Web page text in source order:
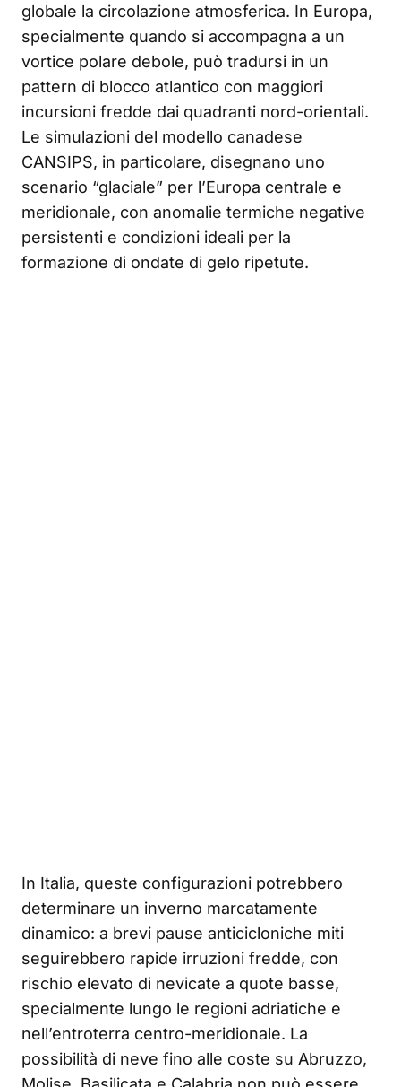
globale la circolazione atmosferica. In Europa,
specialmente quando si accompagna a un
vortice polare debole, può tradursi in un
pattern di blocco atlantico con maggiori
incursioni fredde dai quadranti nord-orientali.
Le simulazioni del modello canadese
CANSIPS, in particolare, disegnano uno
scenario “glaciale” per l’Europa centrale e
meridionale, con anomalie termiche negative
persistenti e condizioni ideali per la
formazione di ondate di gelo ripetute.
In Italia, queste configurazioni potrebbero
determinare un inverno marcatamente
dinamico: a brevi pause anticicloniche miti
seguirebbero rapide irruzioni fredde, con
rischio elevato di nevicate a quote basse,
specialmente lungo le regioni adriatiche e
nell’entroterra centro-meridionale. La
possibilità di neve fino alle coste su Abruzzo,